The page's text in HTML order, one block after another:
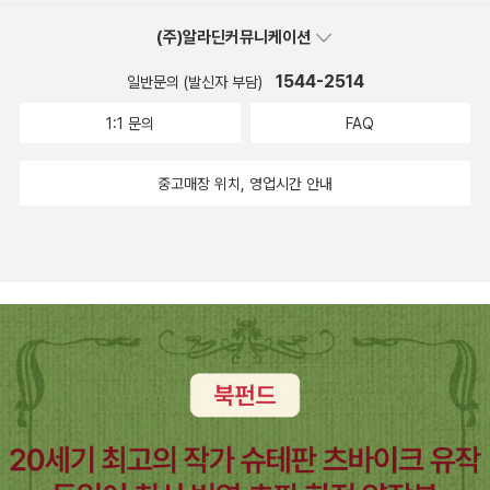
인가 한 장수 드라마였고, 2위가 모스 경감이었던 걸로 기억한다. 모
실제로 죽는다. 자세한 이야기는 가물가물하지만, 당시 콜린 덱스터
와 패트리샤 콘웰, 타임아웃을 들고 여행중이었던 내게 그 잠깐의 드
스 경감 더 나와주면 좋은데, 새로 전집으로 나와도 십자군 이야기처
라는 책가격은 정말 놀랄노였지! 이때만 하더라도 나는 정성이 독일
까지 뻗쳐서, 막 독일 아마존에 주문을 넣어가며 이 책의 원서를 겟하
요.그리고 팝업북 행사도 있어요.(팝업북 맞대결) 할인도 많이 되고,
쏠쏠한 타이틀도 제법 보이네요. 근데 조기품절 될 수도 있다네요! 전
데이빗 카터의 작품들이 탐이 나구요.사부다의 엔사이클로피디아 시
리즈도 탐나요. ㅎㅎ 탐만 나요. my fairy 시리즈도 죄다 할인이네요.
소문만 들었는데, 이 시리즈가 진짜 그렇게 예쁩니까?! 어째 좀 떙기
는 책들 있으신가요?
는 에드 맥베인의 87분서 시리즈인 <경관혐오>와 맨 아랫줄의 네권
일인지, 존 딕슨 카의 책들이 하나둘씩소개되고 있다. 이전 동서 미스
터리의 라인업에도 이미 여섯권이 나왔던지라, 챙겨 보았는데, 장경
나왔고,( 딕슨 카 시리즈는 아닌데, 연속 두 번 나와주었다.) 로크미디
소재들도 심심찮게 등장한다. 일본 소설의 요코미조 세이시와 같은
기괴한 소재들..인지라, 대중적인지는 의문이 가나, 고맙게도 이렇게
소개되고 있으니, 딕슨 카의 팬으로서, 고마울 따름.이상 두서없는여
름, 미스터리 추천기였다. 신간이 안 나온쿄코쿠 나츠히코나 샤바케
시리즈,등이 없으니 왠지 허전. * 히가시노 게이고와 온다 리쿠는 개
인적으로 좋아하지 않는 작가라서, 책은 무지하게 나와있지만, 추천
페이퍼에서는 빠진다. 워낙 다작으로 범작 혹은 졸작들이쏟아져나오
분위기가 더해진다. 딕슨 카 소설의 단골 등장인물인 펠박사가 나오
신다.<해골성>은 그 분위기 때문에 읽을만 하고,배경이 해골성. <세
건;; 이지만, 그래도 재밌다는.<화형법정>은 끝에 뒤통수 제대로 치
거리 읽으면서, 이 책이 슬쩍 스치고 지나가던데 ^^;<연속살인사건
면, 고전추리소설, 서양(?) 추리소설의 페이스가 다소 부담스럽고 소
재가 낯설수도 있지만, 이 세계를 놓치는 것은 너무나 아깝다!*이쯤
에서 소심하게, 오컬트나 으시시한 분위기에 거부감 있으면, 읽기 힘
들 수도 있삼- ^^
(?) 과 독자에게 페어했고, 재밌게 읽었다.. 는 기억정도만.. 그러고보
니, 가장 최근에(라고 해봤자 작년) 읽었던 <해골성>도 내가 읽었나
인상적인 기데온 펠(딕슨 카 소설의 탐정인 괴짜(?) 박사) 이기도 했
몰입이 힘들었다. 여름에는 미스테리! 지만, 그 중에서도 딕슨 카의 호
러 미스테리는 더욱 이 계절에 어울린다. 지극히 개인적인 재미로 꼽
아보는 순위는모자 수집광 사건> 화형법정>황제의 코담뱃갑> 연속
살인사건>해골성>세개의 관
(주)알라딘커뮤니케이션
일반문의 (발신자 부담) 1544-2514
1:1 문의 FAQ
중고매장 위치, 영업시간 안내